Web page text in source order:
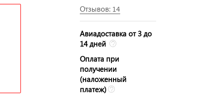
Отзывов: 14
Авиадоставка от 3 до
14 дней
Оплата при
получении
(наложенный
платеж)